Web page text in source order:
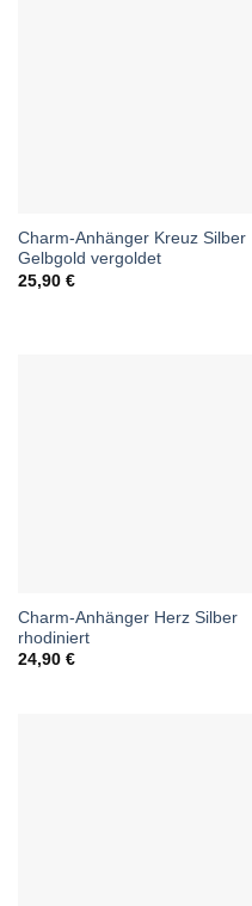
Charm-Anhänger Kreuz Silber
Gelbgold vergoldet
25,90 €
Charm-Anhänger Herz Silber
rhodiniert
24,90 €